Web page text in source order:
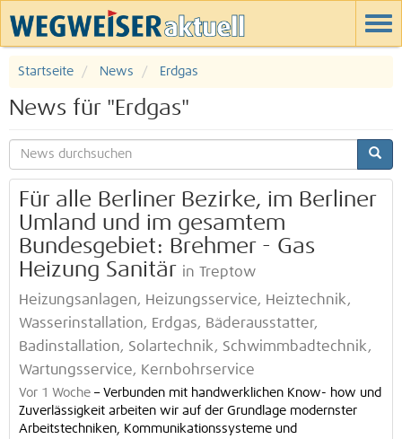
Startseite News Erdgas
News für "Erdgas"
Für alle Berliner Bezirke, im Berliner
Umland und im gesamtem
Bundesgebiet: Brehmer - Gas
Heizung Sanitär in Treptow
Heizungsanlagen, Heizungsservice, Heiztechnik,
Wasserinstallation, Erdgas, Bäderausstatter,
Badinstallation, Solartechnik, Schwimmbadtechnik,
Wartungsservice, Kernbohrservice
Vor 1 Woche – Verbunden mit handwerklichen Know- how und
Zuverlässigkeit arbeiten wir auf der Grundlage modernster
Arbeitstechniken, Kommunikationssysteme und